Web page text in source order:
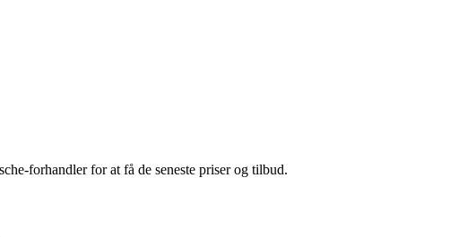
forhandler for at få de seneste priser og tilbud.